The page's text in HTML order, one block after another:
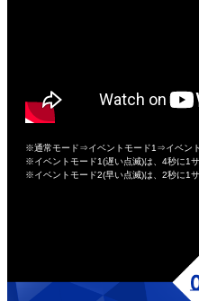
※通常モード⇒イベントモード1⇒イベント
※イベントモード1(遅い点滅)は、4秒に1サ
※イベントモード2(早い点滅)は、2秒に1サ